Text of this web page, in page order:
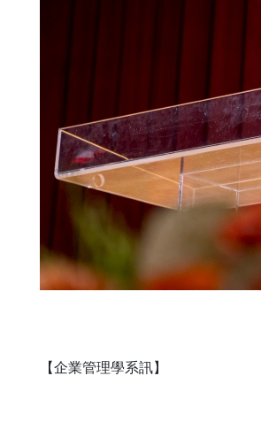
【企業管理學系訊】